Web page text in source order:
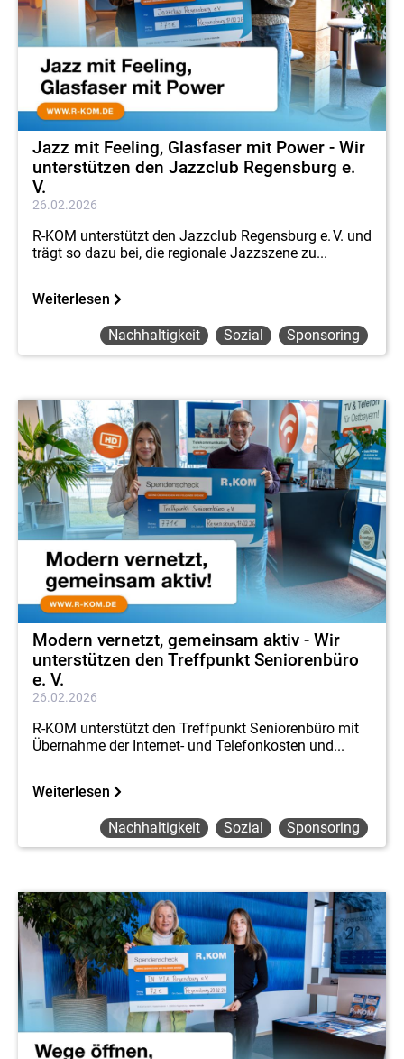
Jazz mit Feeling, Glasfaser mit Power - Wir
unterstützen den Jazzclub Regensburg e.
V.
26.02.2026
R-KOM unterstützt den Jazzclub Regensburg e. V. und
trägt so dazu bei, die regionale Jazzszene zu...
Weiterlesen
Nachhaltigkeit Sozial Sponsoring
Modern vernetzt, gemeinsam aktiv - Wir
unterstützen den Treffpunkt Seniorenbüro
e. V.
26.02.2026
R-KOM unterstützt den Treffpunkt Seniorenbüro mit
Übernahme der Internet- und Telefonkosten und...
Weiterlesen
Nachhaltigkeit Sozial Sponsoring